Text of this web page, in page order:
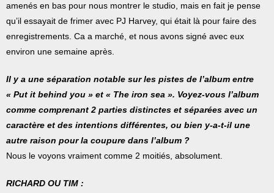
amenés en bas pour nous montrer le studio, mais en fait je pense
qu’il essayait de frimer avec PJ Harvey, qui était là pour faire des
enregistrements. Ca a marché, et nous avons signé avec eux
environ une semaine après.
Il y a une séparation notable sur les pistes de l’album entre
« Put it behind you » et « The iron sea ». Voyez-vous l’album
comme comprenant 2 parties distinctes et séparées avec un
caractère et des intentions différentes, ou bien y-a-t-il une
autre raison pour la coupure dans l’album ?
Nous le voyons vraiment comme 2 moitiés, absolument.
RICHARD OU TIM :